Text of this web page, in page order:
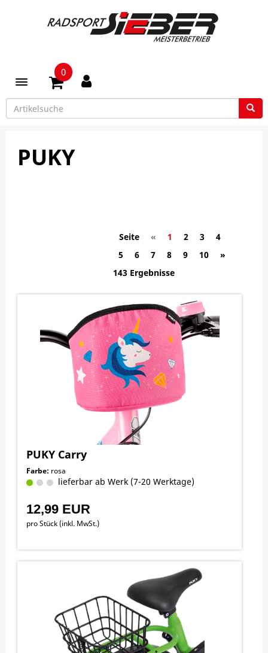
Toggle navigation
0
PUKY
Seite « 1 2 3
4
5
6 7 8 9 10
»
143 Ergebnisse
PUKY Carry
Farbe: rosa
lieferbar ab Werk (7-20 Werktage)
12,99 EUR
pro Stück (inkl. MwSt.)